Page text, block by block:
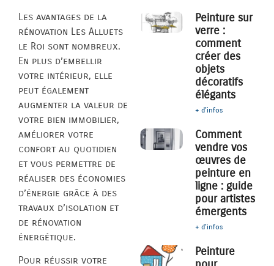
Les avantages de la
rénovation Les Alluets
le Roi sont nombreux.
En plus d’embellir
votre intérieur, elle
peut également
augmenter la valeur de
votre bien immobilier,
améliorer votre
confort au quotidien
et vous permettre de
réaliser des économies
d’énergie grâce à des
travaux d’isolation et
de rénovation
énergétique.
Pour réussir votre
Peinture sur
verre :
comment
créer des
objets
décoratifs
élégants
+ d'infos
Comment
vendre vos
œuvres de
peinture en
ligne : guide
pour artistes
émergents
+ d'infos
Peinture